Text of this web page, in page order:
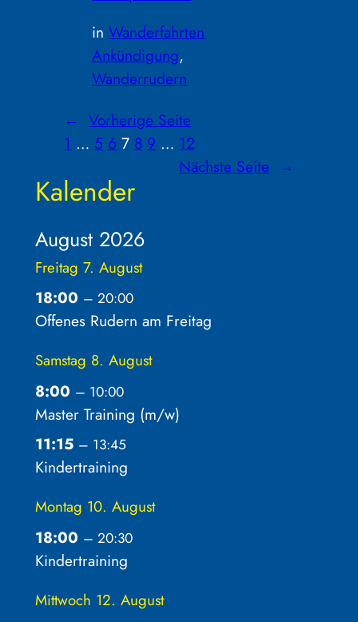
inWanderfahrten
Ankündigung
Wanderrudern
← Vorherige Seite
1 … 5 6 7 8 9 … 12
Nächste Seite
→
Kalender
August 2026
Freitag 7. August
18:00 – 20:00
Offenes Rudern am Freitag
Samstag 8. August
8:00 – 10:00
Master Training (m/w)
11:15 – 13:45
Kindertraining
Montag 10. August
18:00 – 20:30
Kindertraining
Mittwoch 12. August